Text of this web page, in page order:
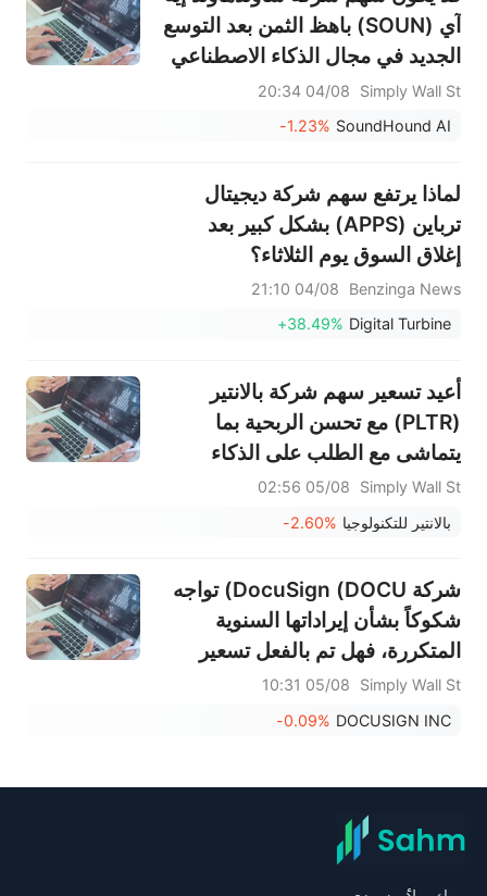
آي (SOUN) باهظ الثمن بعد التوسع
الجديد في مجال الذكاء الاصطناعي
في قطاع الرعاية الصحية.
Simply Wall St
04/08 20:34
SoundHound AI
-1.23%
لماذا يرتفع سهم شركة ديجيتال
ترباين (APPS) بشكل كبير بعد
إغلاق السوق يوم الثلاثاء؟
Benzinga News
04/08 21:10
Digital Turbine
+38.49%
أعيد تسعير سهم شركة بالانتير
(PLTR) مع تحسن الربحية بما
يتماشى مع الطلب على الذكاء
الاصطناعي
Simply Wall St
05/08 02:56
بالانتير للتكنولوجيا -2.60%
شركة DocuSign (DOCU) تواجه
شكوكاً بشأن إيراداتها السنوية
المتكررة، فهل تم بالفعل تسعير
الجانب الإيجابي؟
Simply Wall St
05/08 10:31
DOCUSIGN INC
-0.09%